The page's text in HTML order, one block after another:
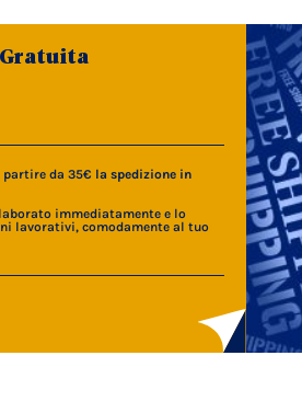
da 35€ la spedizione in
immediatamente e lo
lavorativi, comodamente al tuo